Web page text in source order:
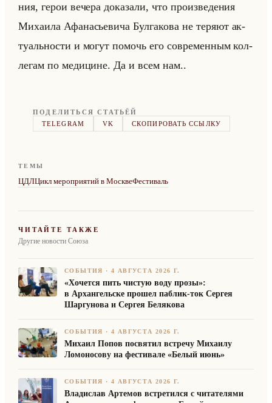
ния, герои ве­че­ра до­ка­за­ли, что про­из­ве­де­ния
Ми­ха­ила Афа­на­сье­ви­ча Бул­га­ко­ва не те­ря­ют ак­
ту­ально­сти и могут по­мочь его со­вре­мен­ным кол­
ле­гам по ме­ди­цине. Да и всем нам..
ПОДЕЛИТЬСЯ СТАТЬЁЙ
TELEGRAM
VK СКОПИРОВАТЬ ССЫЛКУ
ТЕМЫ
ЦДЛЦикл мероприятий в МосквеФестиваль
ЧИТАЙТЕ ТАКЖЕ
Другие новости Союза
СОБЫТИЯ ·4 АВГУСТА 2026 Г.
«Хочется пить чистую воду прозы»:
в Архангельске прошел паблик-ток Сергея
Шаргунова и Сергея Белякова
СОБЫТИЯ ·4 АВГУСТА 2026 Г.
Михаил Попов посвятил встречу Михаилу
Ломоносову на фестивале «Белый июнь»
СОБЫТИЯ ·4 АВГУСТА 2026 Г.
Владислав Артемов встретился с читателями